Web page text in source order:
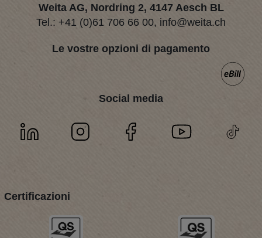
Weita AG, Nordring 2, 4147 Aesch BL
Tel.: +41 (0)61 706 66 00, info@weita.ch
Le vostre opzioni di pagamento
Social media
Certificazioni